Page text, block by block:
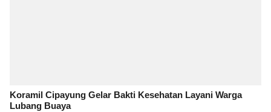
Koramil Cipayung Gelar Bakti Kesehatan Layani Warga
Lubang Buaya